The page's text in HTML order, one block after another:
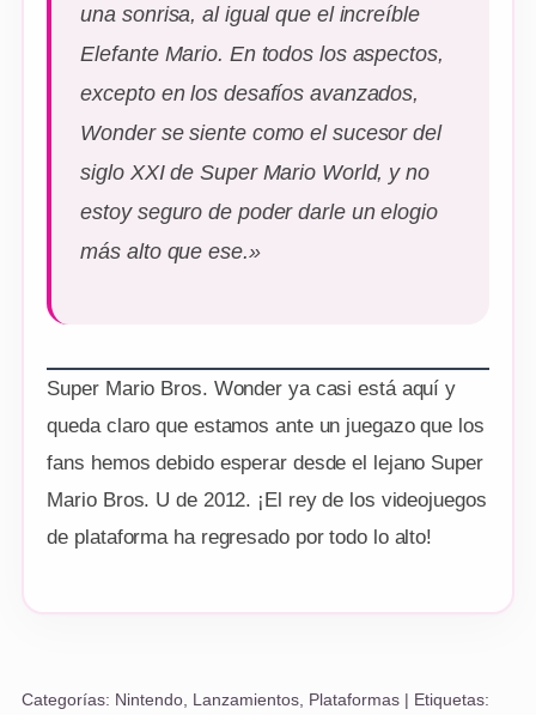
una sonrisa, al igual que el increíble
Elefante Mario. En todos los aspectos,
excepto en los desafíos avanzados,
Wonder se siente como el sucesor del
siglo XXI de Super Mario World, y no
estoy seguro de poder darle un elogio
más alto que ese.»
Super Mario Bros. Wonder ya casi está aquí y
queda claro que estamos ante un juegazo que los
fans hemos debido esperar desde el lejano Super
Mario Bros. U de 2012. ¡El rey de los videojuegos
de plataforma ha regresado por todo lo alto!
Categorías: Nintendo, Lanzamientos, Plataformas| Etiquetas: